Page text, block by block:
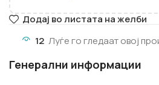
Додај во листата на желби
12 Луѓе го гледаат овој
Генерални информации